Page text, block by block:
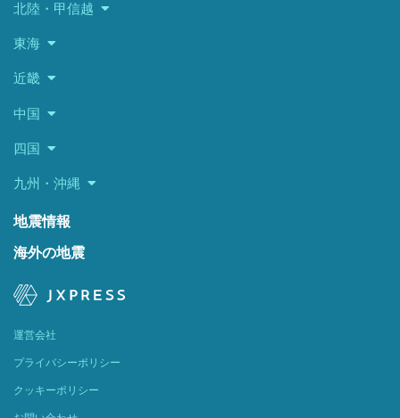
北陸・甲信越
東海
近畿
中国
四国
九州・沖縄
地震情報
海外の地震
運営会社
プライバシーポリシー
クッキーポリシー